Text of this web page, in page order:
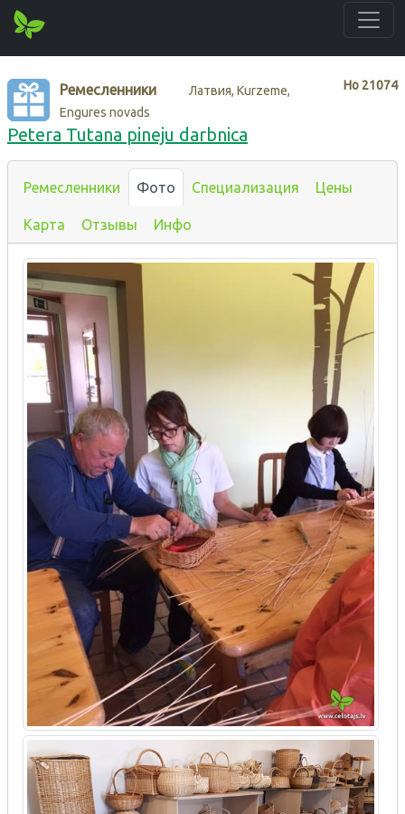
Нo 21074
Ремесленники
Латвия, Kurzeme,
Engures novads
Petera Tutana pineju darbnica
Ремесленники Фото Специализация Цены
Карта Отзывы Инфо